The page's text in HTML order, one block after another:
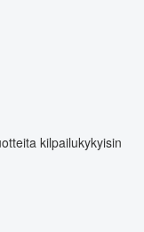
kilpailukykyisin